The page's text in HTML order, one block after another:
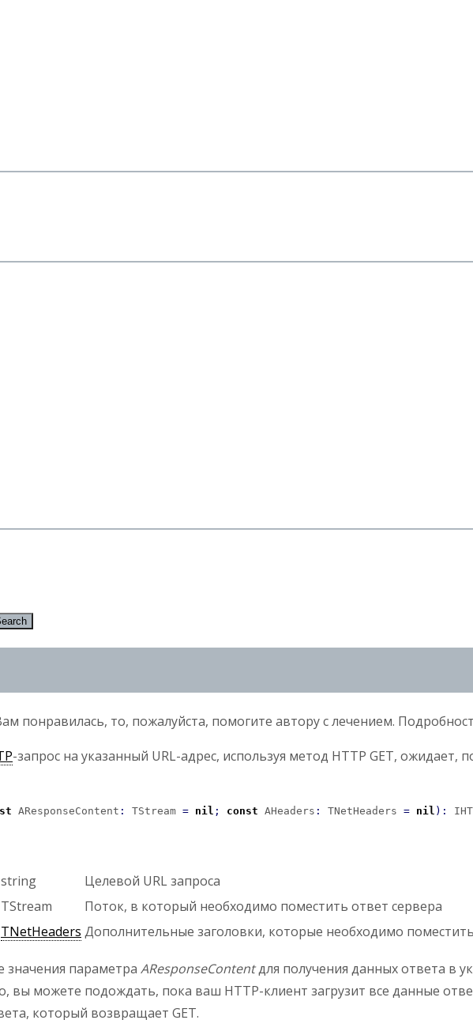
понравилась, то, пожалуйста, помогите автору с лечением.
-запрос на указанный URL-адрес, используя метод HTTP GET,
AResponseContent : TStream = nil ; const AHeaders : TNetHeaders = nil ) :
string
Целевой URL запроса
TStream
Поток, в который необходимо поместить ответ сервера
TNetHeaders Дополнительные заголовки, которые необходимо
значения параметра AResponseContentдля получения данных ответа в
вы можете подождать, пока ваш HTTP-клиент загрузит все данные
который возвращает GET.